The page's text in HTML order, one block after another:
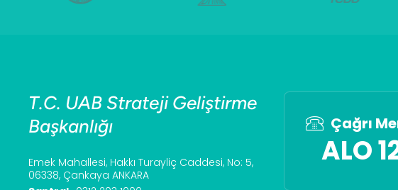
T.C. UAB Strateji Geliştirme
Başkanlığı
Emek Mahallesi, Hakkı Turayliç Caddesi, No: 5,
06338, Çankaya ANKARA
Çağrı
ALO